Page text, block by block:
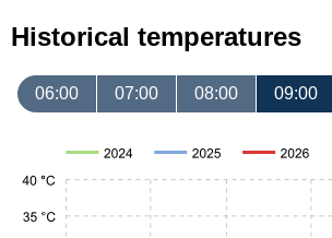
Historical temperatures
06:00 07:00 08:00 09:00